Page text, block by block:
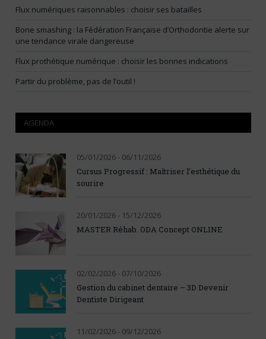
Flux numériques raisonnables : choisir ses batailles
Bone smashing : la Fédération Française d’Orthodontie alerte sur
une tendance virale dangereuse
Flux prothétique numérique : choisir les bonnes indications
Partir du problème, pas de l’outil !
AGENDA
05/01/2026 - 06/11/2026
Cursus Progressif : Maîtriser l’esthétique du
sourire
20/01/2026 - 15/12/2026
MASTER Réhab. ODA Concept ONLINE
02/02/2026 - 07/10/2026
Gestion du cabinet dentaire – 3D Devenir
Dentiste Dirigeant
11/02/2026 - 09/12/2026